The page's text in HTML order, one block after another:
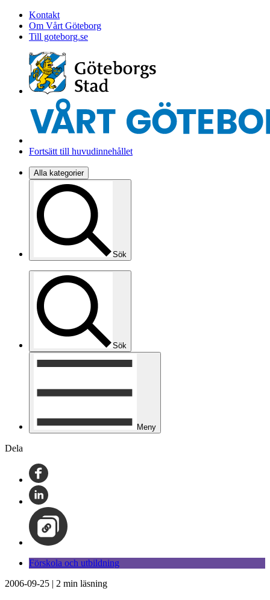
Kontakt
Om Vårt Göteborg
Till goteborg.se
Fortsätt till huvudinnehållet
Alla kategorier
Sök
Sök
Meny
Dela
Förskola och utbildning
2006-09-25 | 2 min läsning